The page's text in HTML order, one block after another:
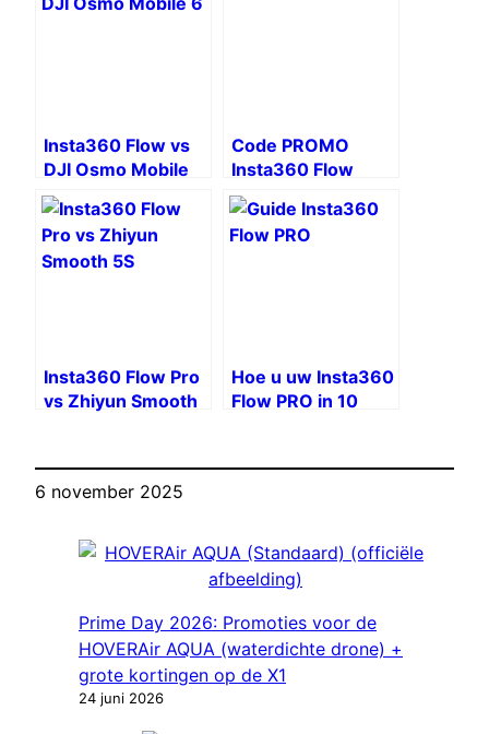
Insta360 Flow vs
DJI Osmo Mobile
6: het duel van de
smartphone-
stabilisatoren
Code PROMO
Insta360 Flow
Insta360 Flow Pro
vs Zhiyun Smooth
smartphone-
stabilisatoren
Hoe u uw Insta360
Flow PRO in 10
gebruikt
6 november 2025
Prime Day 2026: Promoties voor de
HOVERAir AQUA (waterdichte drone) +
grote kortingen op de X1
24 juni 2026